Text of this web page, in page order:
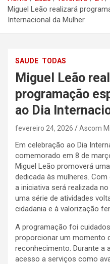
Miguel Leão realizará
Internacional da Mulher
SAUDE TODAS
Miguel Leão
programação
ao Dia
fevereiro 24, 2026 Ascom
Em celebração ao Dia
comemorado em 8 de
Miguel Leão promoverá
dedicada às mulheres. Com
a iniciativa será realizada
uma série de atividades
cidadania e à valorização
A programação foi
proporcionar um momento
reconhecimento. Durante a
acesso a serviços como